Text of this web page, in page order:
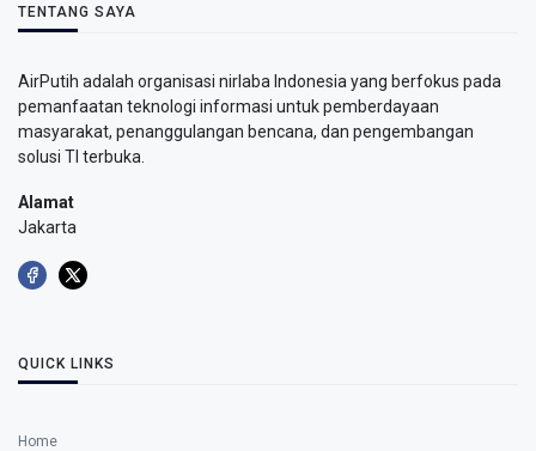
TENTANG SAYA
AirPutih adalah organisasi nirlaba Indonesia yang berfokus pada
pemanfaatan teknologi informasi untuk pemberdayaan
masyarakat, penanggulangan bencana, dan pengembangan
solusi TI terbuka.
Alamat
Jakarta
QUICK LINKS
Home